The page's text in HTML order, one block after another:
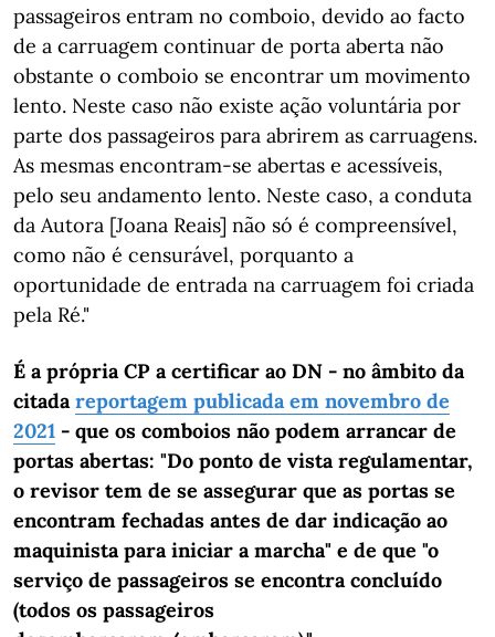
passageiros entram no comboio, devido ao facto
de a carruagem continuar de porta aberta não
obstante o comboio se encontrar um movimento
lento. Neste caso não existe ação voluntária por
parte dos passageiros para abrirem as carruagens.
As mesmas encontram-se abertas e acessíveis,
pelo seu andamento lento. Neste caso, a conduta
da Autora [Joana Reais] não só é compreensível,
como não é censurável, porquanto a
oportunidade de entrada na carruagem foi criada
pela Ré."
É a própria CP a certificar ao DN - no âmbito da
citadareportagem publicada em novembro de
2021 - que os comboios não podem arrancar de
portas abertas: "Do ponto de vista regulamentar,
o revisor tem de se assegurar que as portas se
encontram fechadas antes de dar indicação ao
maquinista para iniciar a marcha" e de que "o
serviço de passageiros se encontra concluído
(todos os passageiros